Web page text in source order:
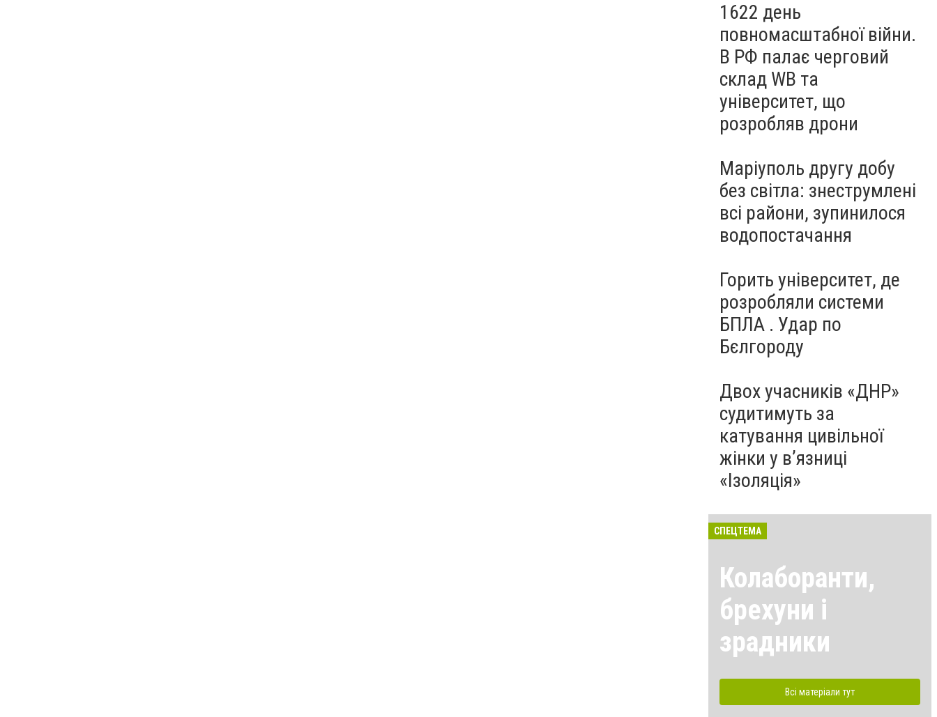
1622 день
повномасштабної війни.
В РФ палає черговий
склад WB та
університет, що
розробляв дрони
Маріуполь другу добу
без світла: знеструмлені
всі райони, зупинилося
водопостачання
Горить університет, де
розробляли системи
БПЛА . Удар по
Бєлгороду
Двох учасників «ДНР»
судитимуть за
катування цивільної
жінки у в’язниці
«Ізоляція»
СПЕЦТЕМА
Колаборанти,
брехуни і
зрадники
Всі матеріали тут